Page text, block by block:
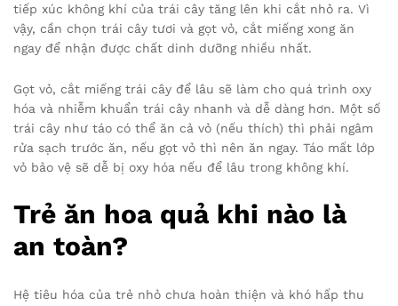
tiếp xúc không khí của trái cây tăng lên khi cắt nhỏ ra. Vì
vậy, cần chọn trái cây tươi và gọt vỏ, cắt miếng xong ăn
ngay để nhận được chất dinh dưỡng nhiều nhất.
Gọt vỏ, cắt miếng trái cây để lâu sẽ làm cho quá trình oxy
hóa và nhiễm khuẩn trái cây nhanh và dễ dàng hơn. Một số
trái cây như táo có thể ăn cả vỏ (nếu thích) thì phải ngâm
rửa sạch trước ăn, nếu gọt vỏ thì nên ăn ngay. Táo mất lớp
vỏ bảo vệ sẽ dễ bị oxy hóa nếu để lâu trong không khí.
Trẻ ăn hoa quả khi nào là
an toàn?
Hệ tiêu hóa của trẻ nhỏ chưa hoàn thiện và khó hấp thu